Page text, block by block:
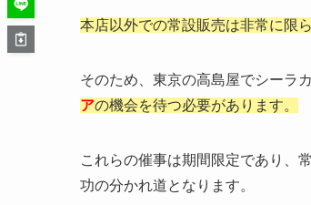
本店以外での常設販売は非常に限ら
そのため、東京の高島屋でシーラ
アの機会を待つ必要があります。
これらの催事は期間限定であり、
功の分かれ道となります。